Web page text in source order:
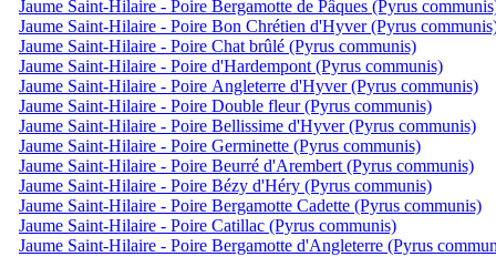
Jaume Saint-Hilaire - Poire Bergamotte de Pâques (Pyrus
Jaume Saint-Hilaire - Poire Bon Chrétien d'Hyver (Pyrus
Jaume Saint-Hilaire - Poire Chat brûlé (Pyrus communis)
Jaume Saint-Hilaire - Poire d'Hardempont (Pyrus communis)
Jaume Saint-Hilaire - Poire Angleterre d'Hyver (Pyrus communis)
Jaume Saint-Hilaire - Poire Double fleur (Pyrus communis)
Jaume Saint-Hilaire - Poire Bellissime d'Hyver (Pyrus communis)
Jaume Saint-Hilaire - Poire Germinette (Pyrus communis)
Jaume Saint-Hilaire - Poire Beurré d'Arembert (Pyrus communis)
Jaume Saint-Hilaire - Poire Bézy d'Héry (Pyrus communis)
Jaume Saint-Hilaire - Poire Bergamotte Cadette (Pyrus communis)
Jaume Saint-Hilaire - Poire Catillac (Pyrus communis)
Jaume Saint-Hilaire - Poire Bergamotte d'Angleterre (Pyrus